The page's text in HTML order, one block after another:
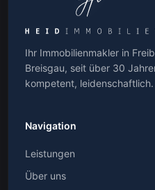
Ihr Immobilienmakler in
Breisgau, seit über 30
kompetent, leidenschaftlich.
Navigation
Leistungen
Über uns